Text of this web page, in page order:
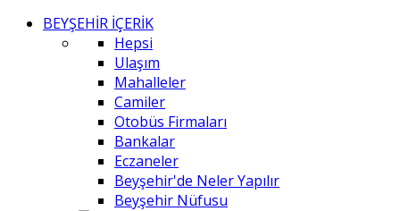
BEYŞEHİR İÇERİK
Hepsi
Ulaşım
Mahalleler
Camiler
Otobüs Firmaları
Bankalar
Eczaneler
Beyşehir'de Neler Yapılır
Beyşehir Nüfusu